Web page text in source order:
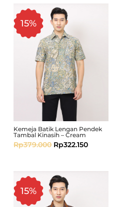
15%
Kemeja Batik Lengan Pendek
Tambal Kinasih – Cream
Rp379.000 Rp322.150
15%